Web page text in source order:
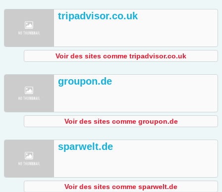
tripadvisor.co.uk
Voir des sites comme tripadvisor.co.uk
groupon.de
Voir des sites comme groupon.de
sparwelt.de
Voir des sites comme sparwelt.de